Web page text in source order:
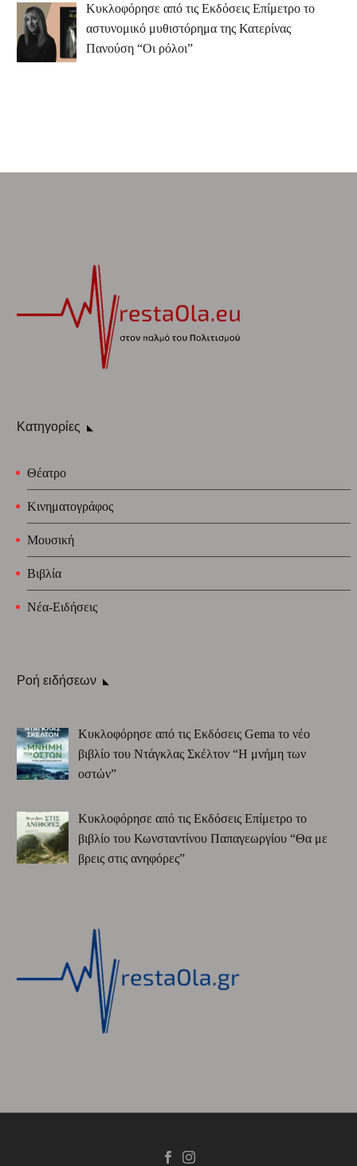
Κυκλοφόρησε από τις Εκδόσεις Επίμετρο το
αστυνομικό μυθιστόρημα της Κατερίνας
Πανούση “Οι ρόλοι”
Κατηγορίες
Θέατρο
Κινηματογράφος
Μουσική
Βιβλία
Νέα-Ειδήσεις
Ροή ειδήσεων
Κυκλοφόρησε από τις Εκδόσεις Gema το νέο
βιβλίο του Ντάγκλας Σκέλτον “Η μνήμη των
οστών”
Κυκλοφόρησε από τις Εκδόσεις Επίμετρο το
βιβλίο του Κωνσταντίνου Παπαγεωργίου “Θα με
βρεις στις ανηφόρες”